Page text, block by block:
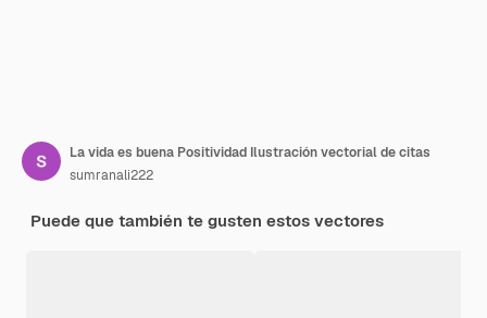
La vida es buena Positividad Ilustración vectorial de citas
sumranali222
Puede que también te gusten estos vectores